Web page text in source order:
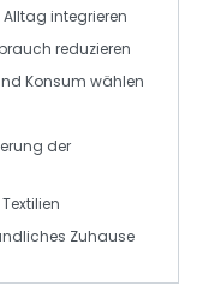
integrieren
reduzieren
Konsum wählen
der
Zuhause